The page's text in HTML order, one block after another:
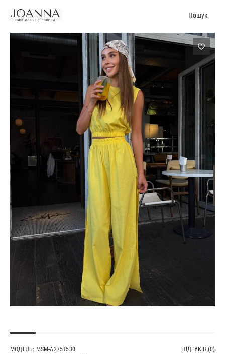
Пошук
МОДЕЛЬ: MSM-A275T530 ВІДГУКІВ (0)